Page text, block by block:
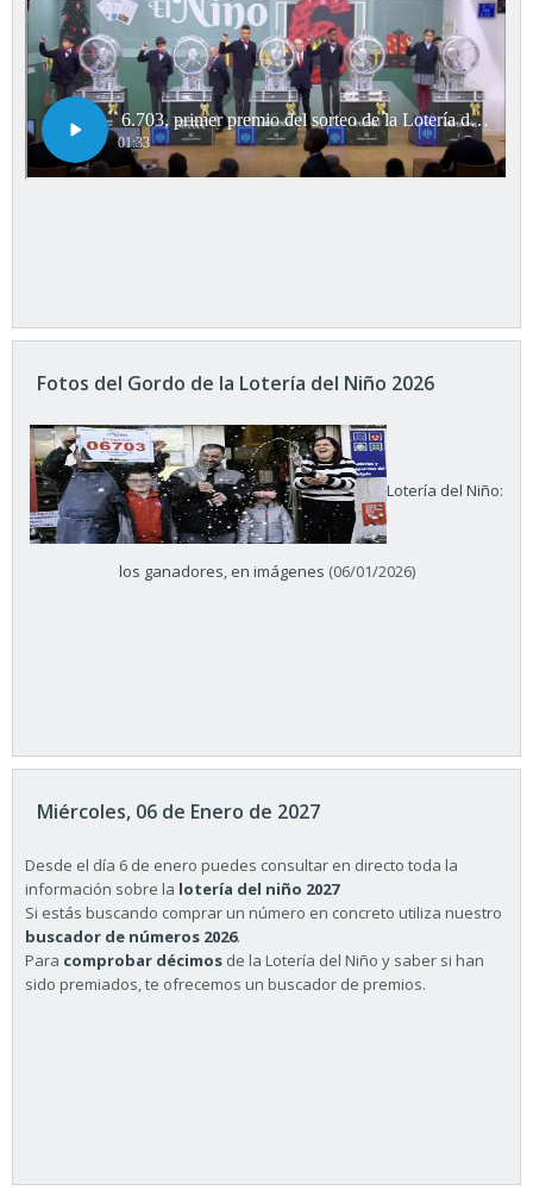
Fotos del Gordo de la Lotería del Niño 2026
Lotería del Niño:
los ganadores, en imágenes (06/01/2026)
Miércoles, 06 de Enero de 2027
Desde el día 6 de enero puedes consultar en directo toda la
información sobre la lotería del niño 2027
Si estás buscando comprar un número en concreto utiliza nuestro
buscador de números 2026.
Para comprobar décimos de la Lotería del Niño y saber si han
sido premiados, te ofrecemos un buscador de premios.